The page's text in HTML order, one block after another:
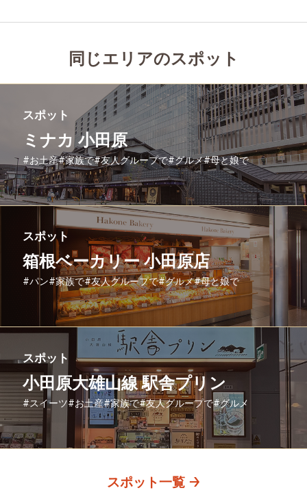
同じエリアのスポット
スポット
ミナカ 小田原
#お土産#家族で#友人グループで#グルメ#母と娘で
スポット
箱根ベーカリー 小田原店
#パン#家族で#友人グループで#グルメ#母と娘で
スポット
小田原大雄山線 駅舎プリン
#スイーツ#お土産#家族で#友人グループで#グルメ
#母と娘で
スポット一覧